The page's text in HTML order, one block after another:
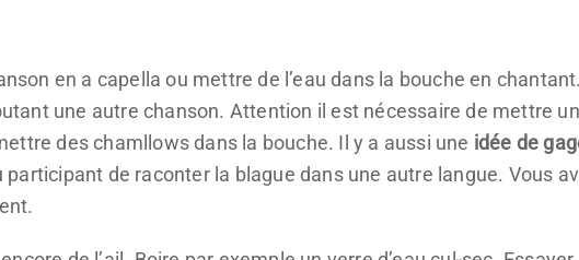
en a capella ou mettre de l’eau dans la bouche en
une autre chanson. Attention il est nécessaire de mettre
des chamllows dans la bouche. Il y a aussi une idée de
de raconter la blague dans une autre langue. Vous